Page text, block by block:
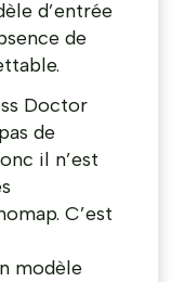
d’entrée
de
Doctor
de
il n’est
C’est
modèle